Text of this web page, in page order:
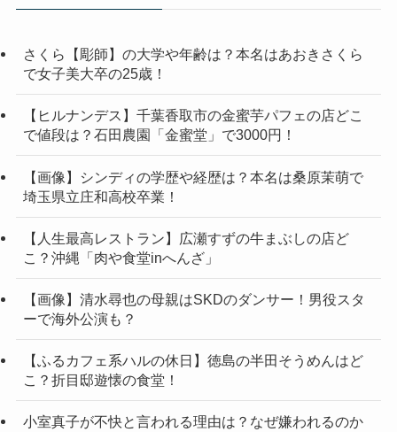
さくら【彫師】の大学や年齢は？本名はあおきさくら
で女子美大卒の25歳！
【ヒルナンデス】千葉香取市の金蜜芋パフェの店どこ
で値段は？石田農園「金蜜堂」で3000円！
【画像】シンディの学歴や経歴は？本名は桑原茉萌で
埼玉県立庄和高校卒業！
【人生最高レストラン】広瀬すずの牛まぶしの店ど
こ？沖縄「肉や食堂inへんざ」
【画像】清水尋也の母親はSKDのダンサー！男役スタ
ーで海外公演も？
【ふるカフェ系ハルの休日】徳島の半田そうめんはど
こ？折目邸遊懐の食堂！
小室真子が不快と言われる理由は？なぜ嫌われるのか